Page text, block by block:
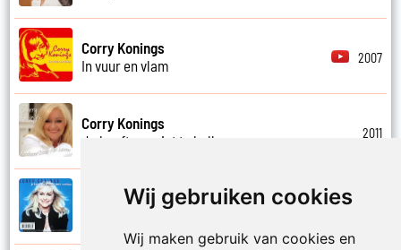
Wij gebruiken cookies
Wij maken gebruik van cookies en
Corry Konings
In vuur en vlam
2007
Corry Konings
Je hoeft me niet te bellen
2011
Corry Konings
Je kan je leven nooit meer overdoen